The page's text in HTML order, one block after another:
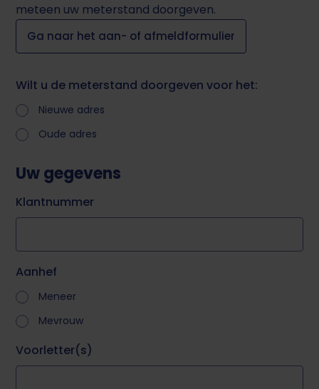
meteen uw meterstand doorgeven.
Ga naar het aan- of afmeldformulier
Wilt u de meterstand doorgeven voor het:
Nieuwe adres
Oude adres
Uw gegevens
Klantnummer
Aanhef
Meneer
Mevrouw
Voorletter(s)